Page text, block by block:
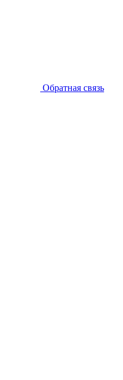
Обратная связь